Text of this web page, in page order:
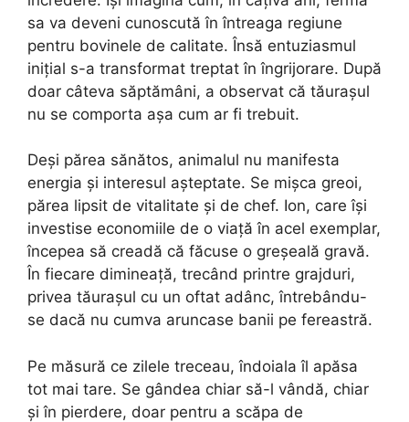
sa va deveni cunoscută în întreaga regiune
pentru bovinele de calitate. Însă entuziasmul
inițial s-a transformat treptat în îngrijorare. După
doar câteva săptămâni, a observat că tăurașul
nu se comporta așa cum ar fi trebuit.
Deși părea sănătos, animalul nu manifesta
energia și interesul așteptate. Se mișca greoi,
părea lipsit de vitalitate și de chef. Ion, care își
investise economiile de o viață în acel exemplar,
începea să creadă că făcuse o greșeală gravă.
În fiecare dimineață, trecând printre grajduri,
privea tăurașul cu un oftat adânc, întrebându-
se dacă nu cumva aruncase banii pe fereastră.
Pe măsură ce zilele treceau, îndoiala îl apăsa
tot mai tare. Se gândea chiar să-l vândă, chiar
și în pierdere, doar pentru a scăpa de